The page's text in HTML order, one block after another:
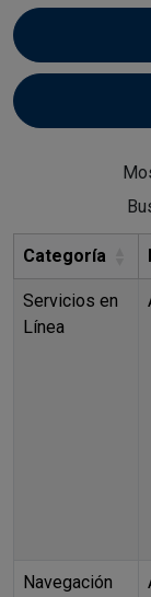
Categoría
Servicios en
Línea
Navegación